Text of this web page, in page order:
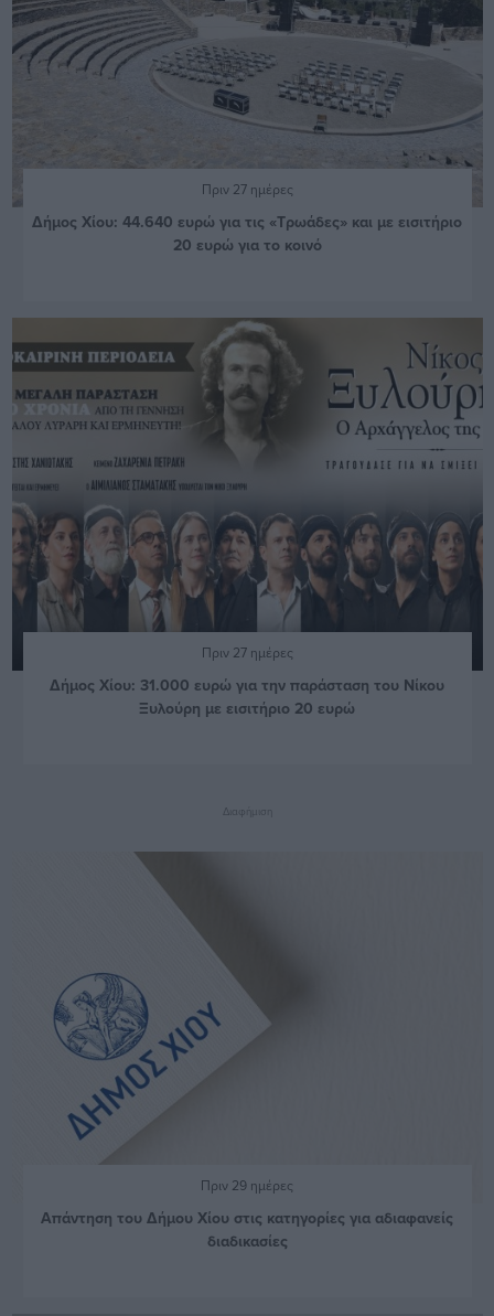
Πριν 27 ημέρες
Δήμος Χίου: 44.640 ευρώ για τις «Τρωάδες» και με εισιτήριο
20 ευρώ για το κοινό
Πριν 27 ημέρες
Δήμος Χίου: 31.000 ευρώ για την παράσταση του Νίκου
Ξυλούρη με εισιτήριο 20 ευρώ
Διαφήμιση
Πριν 29 ημέρες
Απάντηση του Δήμου Χίου στις κατηγορίες για αδιαφανείς
διαδικασίες